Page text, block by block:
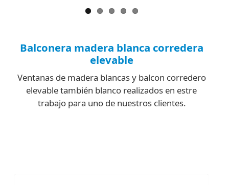
Balconera madera blanca corredera
elevable
Ventanas de madera blancas y balcon corredero
elevable también blanco realizados en estre
trabajo para uno de nuestros clientes.